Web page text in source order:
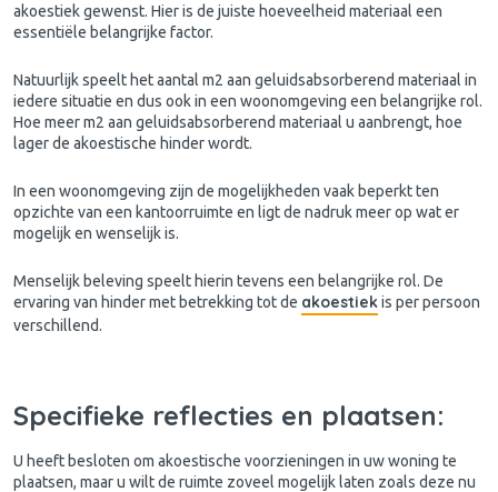
akoestiek gewenst. Hier is de juiste hoeveelheid materiaal een
essentiële belangrijke factor.
Natuurlijk speelt het aantal m2 aan geluidsabsorberend materiaal in
iedere situatie en dus ook in een woonomgeving een belangrijke rol.
Hoe meer m2 aan geluidsabsorberend materiaal u aanbrengt, hoe
lager de akoestische hinder wordt.
In een woonomgeving zijn de mogelijkheden vaak beperkt ten
opzichte van een kantoorruimte en ligt de nadruk meer op wat er
mogelijk en wenselijk is.
Menselijk beleving speelt hierin tevens een belangrijke rol. De
ervaring van hinder met betrekking tot de akoestiekis per persoon
verschillend.
Specifieke reflecties en plaatsen:
U heeft besloten om akoestische voorzieningen in uw woning te
plaatsen, maar u wilt de ruimte zoveel mogelijk laten zoals deze nu